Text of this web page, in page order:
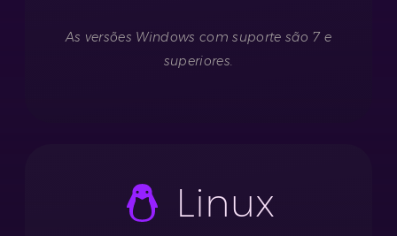
As versões Windows com suporte são 7 e
superiores.
Linux